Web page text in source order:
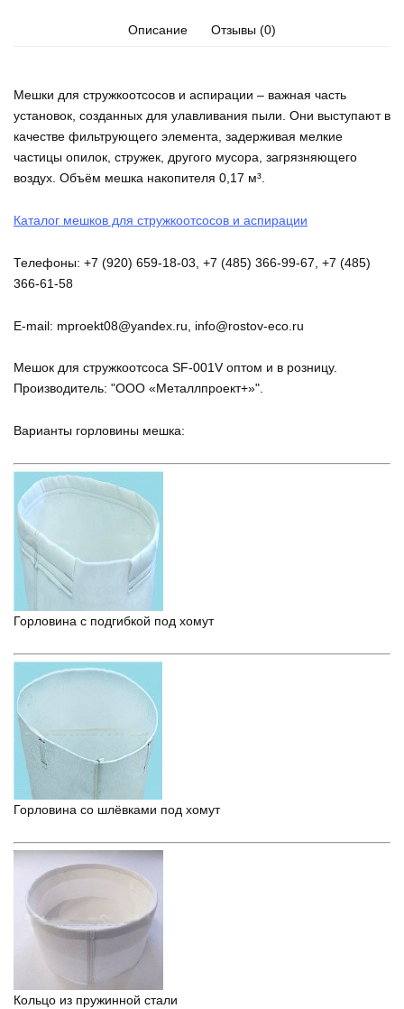
Описание Отзывы (0)
Мешки для стружкоотсосов и аспирации – важная часть
установок, созданных для улавливания пыли. Они выступают в
качестве фильтрующего элемента, задерживая мелкие
частицы опилок, стружек, другого мусора, загрязняющего
воздух. Объём мешка накопителя 0,17 м³.
Каталог мешков для стружкоотсосов и аспирации
Телефоны: +7 (920) 659-18-03, +7 (485) 366-99-67, +7 (485)
366-61-58
E-mail: mproekt08@yandex.ru, info@rostov-eco.ru
Мешок для стружкоотсоса SF-001V оптом и в розницу.
Производитель: "ООО «Металлпроект+»".
Варианты горловины мешка:
Горловина с подгибкой под хомут
Горловина со шлёвками под хомут
Кольцо из пружинной стали